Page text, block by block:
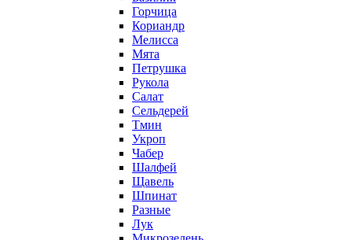
Горчица
Кориандр
Мелисса
Мята
Петрушка
Рукола
Салат
Сельдерей
Тмин
Укроп
Чабер
Шалфей
Щавель
Шпинат
Разные
Лук